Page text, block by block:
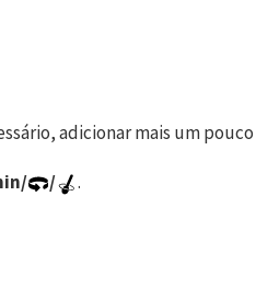
adicionar mais um pouco
/ .